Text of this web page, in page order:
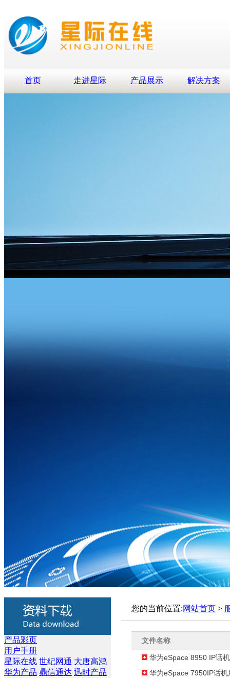
首页 走进星际 产品展示 解决方案
产品彩页
用户手册
星际在线 世纪网通 大唐高鸿
华为产品 鼎信通达 迅时产品
您的当前位置:网站首页 >
文件名称
华为eSpace 8950 IP话
华为eSpace 7950IP话机